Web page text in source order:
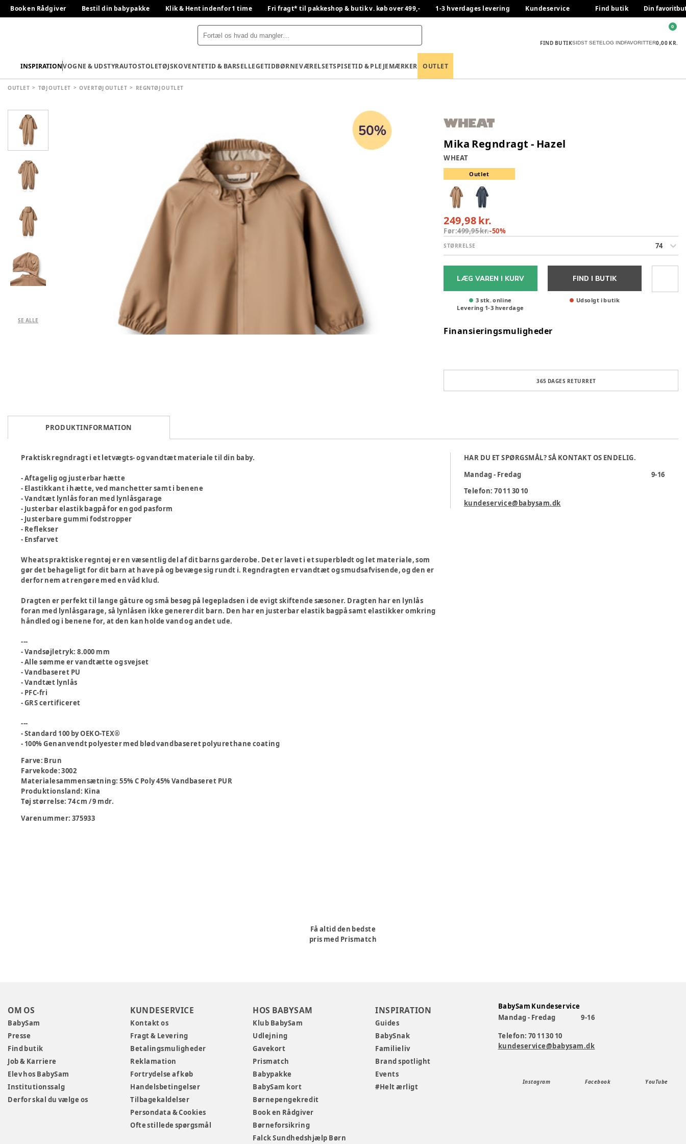
Book en Rådgiver Bestil din babypakke Klik & Hent indenfor 1 time Fri fragt* til pakkeshop & butik v. køb over 499,- 1-3 hverdages levering Kundeservice Find butik Din
FIND BUTIKSIDST SETELOG INDFAVORITTER0,00 KR.
0
INSPIRATIONVOGNE & UDSTYRAUTOSTOLETØJSKOVENTETID & BARSELLEGETIDBØRNEVÆRELSETSPISETID & PLEJEMÆRKER OUTLET
OUTLET TØJ OUTLET OVERTØJ OUTLET REGNTØJ OUTLET
SE ALLE
Mika Regndragt - Hazel
WHEAT
Outlet
249,98 kr.
Før:499,95 kr.-50%
STØRRELSE 74
LÆG VAREN I KURV
3 stk. online
Levering 1-3 hverdage
FIND I BUTIK
Udsolgt i butik
Finansieringsmuligheder
365 DAGES RETURRET
PRODUKTINFORMATION
Praktisk regndragt i et letvægts- og vandtæt materiale til din baby.
- Aftagelig og justerbar hætte
- Elastikkant i hætte, ved manchetter samt i benene
- Vandtæt lynlås foran med lynlåsgarage
- Justerbar elastik bagpå for en god pasform
- Justerbare gummi fodstropper
- Reflekser
- Ensfarvet
Wheats praktiske regntøj er en væsentlig del af dit barns garderobe. Det er lavet i et superblødt og let materiale, som
gør det behageligt for dit barn at have på og bevæge sig rundt i. Regndragten er vandtæt og smudsafvisende, og den er
derfor nem at rengøre med en våd klud.
Dragten er perfekt til lange gåture og små besøg på legepladsen i de evigt skiftende sæsoner. Dragten har en lynlås
foran med lynlåsgarage, så lynlåsen ikke generer dit barn. Den har en justerbar elastik bagpå samt elastikker omkring
håndled og i benene for, at den kan holde vand og andet ude.
---
- Vandsøjletryk: 8.000 mm
- Alle sømme er vandtætte og svejset
- Vandbaseret PU
- Vandtæt lynlås
- PFC-fri
- GRS certificeret
---
- Standard 100 by OEKO-TEX®
- 100% Genanvendt polyester med blød vandbaseret polyurethane coating
Farve: Brun
Farvekode:3002
Materialesammensætning:55% C Poly 45% Vandbaseret PUR
Produktionsland: Kina
Tøj størrelse:74 cm / 9 mdr.
Varenummer: 375933
HAR DU ET SPØRGSMÅL? SÅ KONTAKT OS ENDELIG.
Mandag - Fredag
9-16
Telefon: 70 11 30 10
kundeservice@babysam.dk
Få altid den bedste
pris med Prismatch
OM OS
BabySam
Presse
Find butik
Job & Karriere
Elev hos BabySam
Institutionssalg
Derfor skal du vælge os
KUNDESERVICE
Kontakt os
Fragt & Levering
Betalingsmuligheder
Reklamation
Fortrydelse af køb
Handelsbetingelser
Tilbagekaldelser
Persondata & Cookies
Ofte stillede spørgsmål
HOS BABYSAM
Klub BabySam
Udlejning
Gavekort
Prismatch
Babypakke
BabySam kort
Børnepengekredit
Book en Rådgiver
Børneforsikring
Falck Sundhedshjælp Børn
INSPIRATION
Guides
BabySnak
Familieliv
Brand spotlight
Events
#Helt ærligt
BabySam Kundeservice
Mandag - Fredag
9-16
Telefon: 70 11 30 10
kundeservice@babysam.dk
Instagram Facebook YouTube